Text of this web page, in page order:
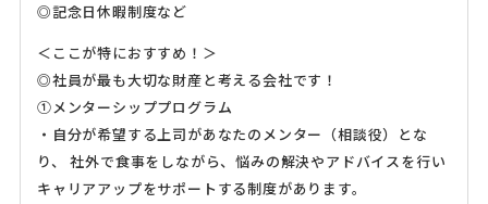
◎記念日休暇制度など
＜ここが特におすすめ！＞
◎社員が最も大切な財産と考える会社です！
①メンターシッププログラム
・自分が希望する上司があなたのメンター（相談役）とな
り、 社外で食事をしながら、悩みの解決やアドバイスを行い
キャリアアップをサポートする制度があります。